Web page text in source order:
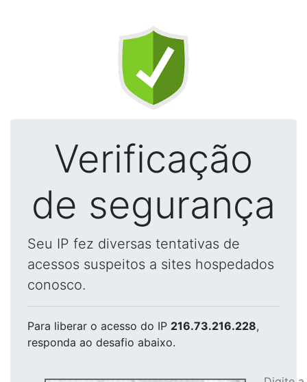
Verificação
de segurança
Seu IP fez diversas tentativas de
acessos suspeitos a sites hospedados
conosco.
Para liberar o acesso do IP 216.73.216.228,
responda ao desafio abaixo.